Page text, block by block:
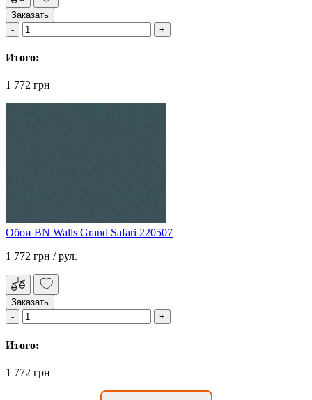
Заказать
Итого:
1 772 грн
Обои BN Walls Grand Safari 220507
1 772 грн / рул.
Заказать
Итого:
1 772 грн